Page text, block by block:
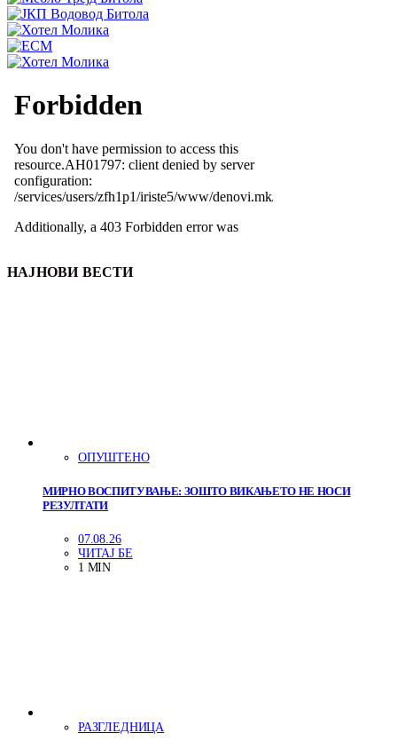
НАЈНОВИ ВЕСТИ
ОПУШТЕНО
МИРНО ВОСПИТУВАЊЕ: ЗОШТО ВИКАЊЕТО НЕ НОСИ
РЕЗУЛТАТИ
07.08.26
ЧИТАЈ БЕ
1 MIN
РАЗГЛЕДНИЦА